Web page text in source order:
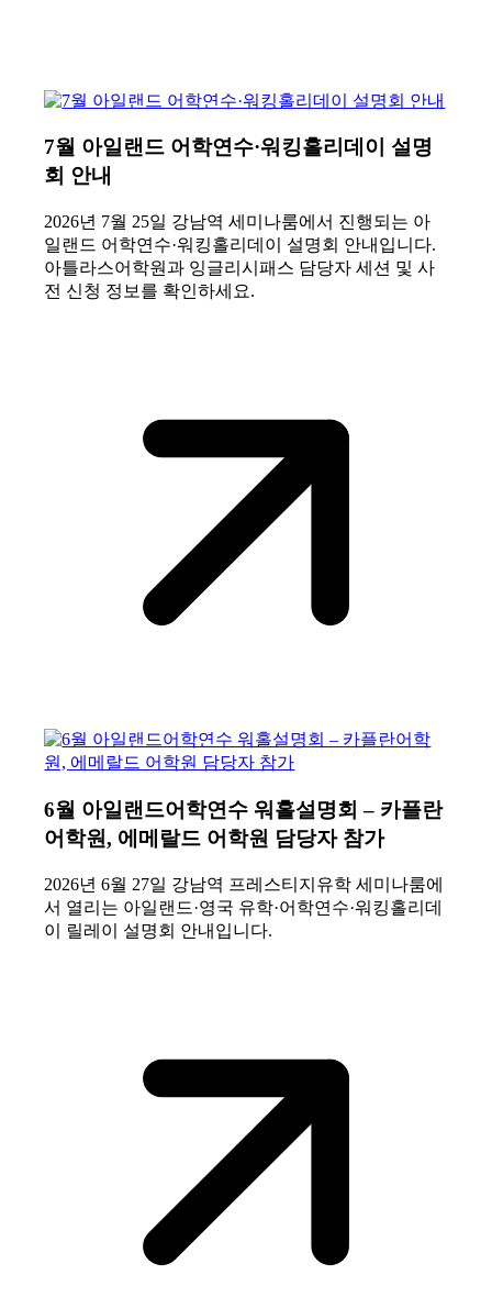
7월 아일랜드 어학연수·워킹홀리데이 설명
회 안내
2026년 7월 25일 강남역 세미나룸에서 진행되는 아
일랜드 어학연수·워킹홀리데이 설명회 안내입니다.
아틀라스어학원과 잉글리시패스 담당자 세션 및 사
전 신청 정보를 확인하세요.
6월 아일랜드어학연수 워홀설명회 – 카플란
어학원, 에메랄드 어학원 담당자 참가
2026년 6월 27일 강남역 프레스티지유학 세미나룸에
서 열리는 아일랜드·영국 유학·어학연수·워킹홀리데
이 릴레이 설명회 안내입니다.